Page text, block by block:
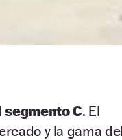
segmento C. El
y la gama del